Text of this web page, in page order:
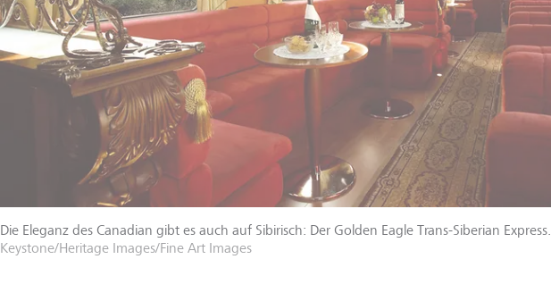
Die Eleganz des Canadian gibt es auch auf Sibirisch: Der Golden Eagle Trans-Siberian Express.
Keystone/Heritage Images/Fine Art Images